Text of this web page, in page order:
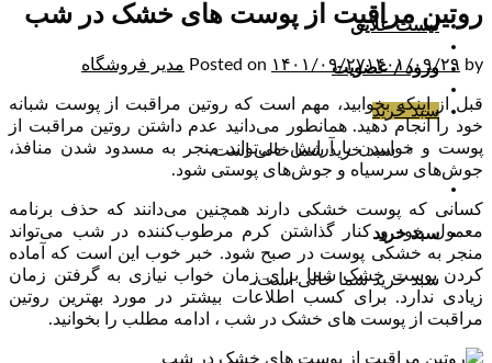
لیست علایق
ورود / عضویت
سبد خرید
سبد خرید شما خالی است.
سبد خرید
سبد خرید شما خالی است.
روتین مراقبت از پوست های خشک در شب
Posted on ۱۴۰۱/۰۹/۲۷۱۴۰۱/۰۹/۲۹ by مدیر فروشگاه
قبل از اینکه بخوابید، مهم است که روتین مراقبت از پوست شبانه
خود را انجام دهید. همانطور می‌دانید عدم داشتن روتین مراقبت از
پوست و خوابیدن با آرایش می‌تواند منجر به مسدود شدن منافذ،
جوش‌های سرسیاه و جوش‌های پوستی شود.
کسانی که پوست خشکی دارند همچنین می‌دانند که حذف برنامه
معمول خود و کنار گذاشتن کرم مرطوب‌کننده در شب می‌تواند
منجر به خشکی پوست در صبح شود. خبر خوب این است که آماده
کردن پوست خشک شما برای زمان خواب نیازی به گرفتن زمان
زیادی ندارد. برای کسب اطلاعات بیشتر در مورد بهترین روتین
مراقبت از پوست های خشک در شب ، ادامه مطلب را بخوانید.